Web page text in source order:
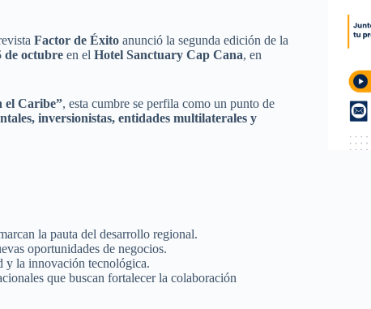
Factor de Éxito anunció la segunda edición de la
de octubre en el Hotel Sanctuary Cap Cana, en
el Caribe”, esta cumbre se perfila como un punto de
inversionistas, entidades multilaterales y
la pauta del desarrollo regional.
oportunidades de negocios.
y la innovación tecnológica.
que buscan fortalecer la colaboración